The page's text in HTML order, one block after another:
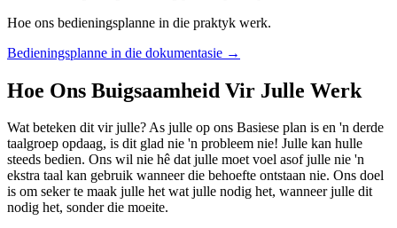
Hoe ons bedieningsplanne in die praktyk werk.
Bedieningsplanne in die dokumentasie →
Hoe Ons Buigsaamheid Vir Julle Werk
Wat beteken dit vir julle? As julle op ons Basiese plan is en 'n derde
taalgroep opdaag, is dit glad nie 'n probleem nie! Julle kan hulle
steeds bedien. Ons wil nie hê dat julle moet voel asof julle nie 'n
ekstra taal kan gebruik wanneer die behoefte ontstaan nie. Ons doel
is om seker te maak julle het wat julle nodig het, wanneer julle dit
nodig het, sonder die moeite.